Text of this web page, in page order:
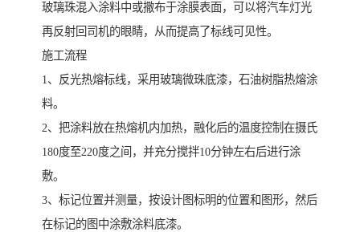
玻璃珠混入涂料中或撒布于涂膜表面，可以将汽车灯光
再反射回司机的眼睛，从而提高了标线可见性。
施工流程
1、反光热熔标线，采用玻璃微珠底漆，石油树脂热熔涂
料。
2、把涂料放在热熔机内加热，融化后的温度控制在摄氏
180度至220度之间，并充分搅拌10分钟左右后进行涂
敷。
3、标记位置并测量，按设计图标明的位置和图形，然后
在标记的图中涂敷涂料底漆。